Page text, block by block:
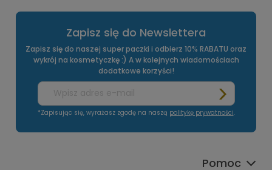
Zapisz się do Newslettera
Zapisz się do naszej super paczki i odbierz 10% RABATU oraz
wykrój na kosmetyczkę :) A w kolejnych wiadomościach
dodatkowe korzyści!
*Zapisując się, wyrażasz zgodę na naszą politykę prywatności.
Pomoc